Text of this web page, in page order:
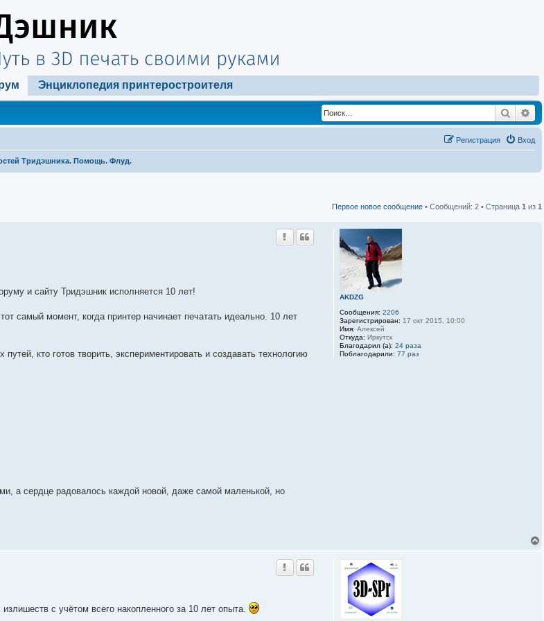
Энциклопедия принтеростроителя
Поиск
Вход
Регистрация
Тридэшника. Помощь. Флуд.
Первое новое сообщение • Сообщений: 2 • Страница 1 из 1
AKDZG
Сообщения: 2206
Зарегистрирован: 17 окт 2015, 10:00
Имя: Алексей
Откуда: Иркутск
Благодарил (а): 24 раза
Поблагодарили: 77 раз
и сайту Тридэшник исполняется 10 лет!
самый момент, когда принтер начинает печатать идеально. 10 лет
кто готов творить, экспериментировать и создавать технологию
а сердце радовалось каждой новой, даже самой маленькой, но
с учётом всего накопленного за 10 лет опыта.